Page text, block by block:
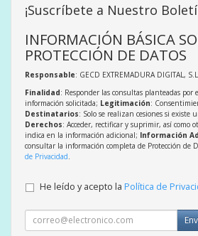
¡Suscríbete a Nuestro
INFORMACIÓN BÁSICA
PROTECCIÓN DE DATOS
Responsable: GECD EXTREMADURA DIGITAL, S.L
Finalidad: Responder las consultas planteadas por
información solicitada; Legitimación:
Destinatarios: Solo se realizan cesiones si existe
Derechos: Acceder, rectificar y suprimir, así como
indica en la información adicional; Información
consultar la información completa de Protección de
de Privacidad
He leído y acepto la Política de